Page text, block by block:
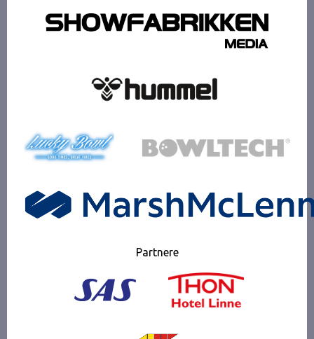
Partnere